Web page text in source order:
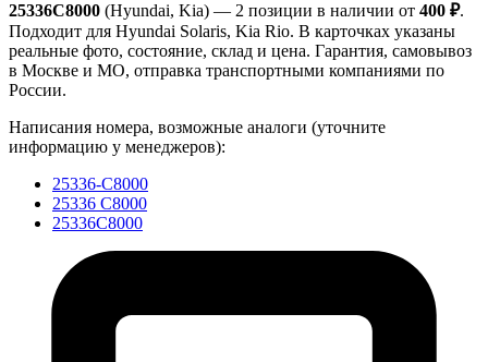
25336C8000 (Hyundai, Kia) — 2 позиции в наличии от 400 ₽.
Подходит для Hyundai Solaris, Kia Rio. В карточках указаны
реальные фото, состояние, склад и цена. Гарантия, самовывоз
в Москве и МО, отправка транспортными компаниями по
России.
Написания номера, возможные аналоги (уточните
информацию у менеджеров):
25336-C8000
25336 C8000
25336C8000